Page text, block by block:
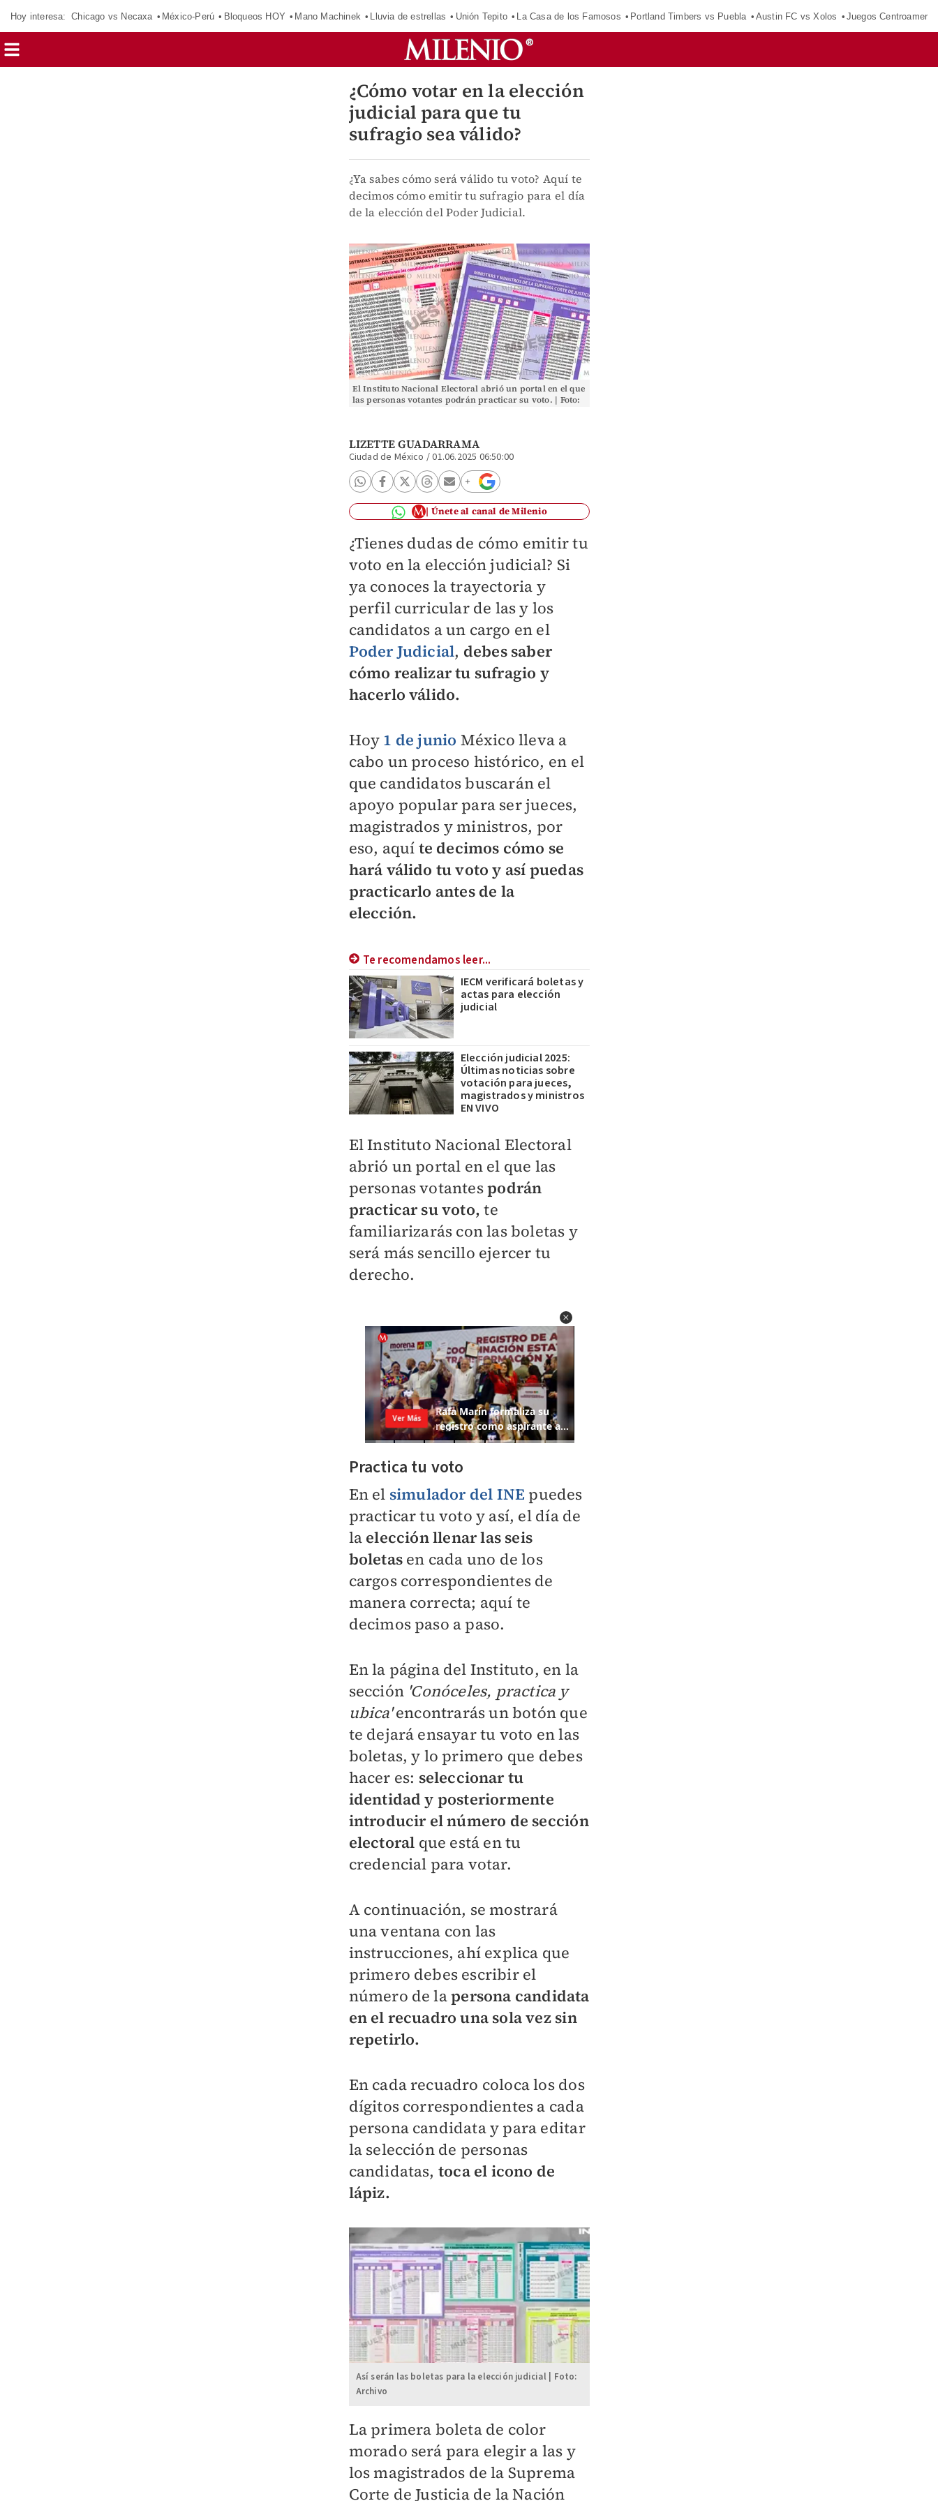
Hoy interesa: Chicago vs Necaxa México-Perú Bloqueos HOY Mano Machinek Lluvia de estrellas Unión Tepito La Casa de los Famosos Portland Timbers vs Puebla Austin FC vs Xolos Juegos
¿Cómo votar en la elección
judicial para que tu
sufragio sea válido?
¿Ya sabes cómo será válido tu voto? Aquí te
decimos cómo emitir tu sufragio para el día
de la elección del Poder Judicial.
El Instituto Nacional Electoral abrió un portal en el que
las personas votantes podrán practicar su voto. | Foto:
LIZETTE GUADARRAMA
Ciudad de México /01.06.2025 06:50:00
Únete al canal de Milenio
¿Tienes dudas de cómo emitir tu
voto en la elección judicial? Si
ya conoces la trayectoria y
perfil curricular de las y los
candidatos a un cargo en el
Poder Judicial, debes saber
cómo realizar tu sufragio y
hacerlo válido.
Hoy 1 de junio México lleva a
cabo un proceso histórico, en el
que candidatos buscarán el
apoyo popular para ser jueces,
magistrados y ministros, por
eso, aquí te decimos cómo se
hará válido tu voto y así puedas
practicarlo antes de la
elección.
Te recomendamos leer...
IECM verificará boletas y
actas para elección
judicial
Elección judicial 2025:
Últimas noticias sobre
votación para jueces,
magistrados y ministros
EN VIVO
El Instituto Nacional Electoral
abrió un portal en el que las
personas votantespodrán
practicar su voto, te
familiarizarás con las boletas y
será más sencillo ejercer tu
derecho.
Practica tu voto
En el simulador del INE puedes
practicar tu voto y así, el día de
laelección llenar las seis
boletas en cada uno de los
cargos correspondientes de
manera correcta; aquí te
decimos paso a paso.
En la página del Instituto, en la
sección 'Conóceles, practica y
ubica'encontrarás un botón que
te dejará ensayar tu voto en las
boletas, y lo primero que debes
hacer es: seleccionar tu
identidad y posteriormente
introducir el número de sección
electoral que está en tu
credencial para votar.
A continuación, se mostrará
una ventana con las
instrucciones, ahí explica que
primero debes escribir el
número de lapersona candidata
en el recuadro una sola vez sin
repetirlo.
En cada recuadro coloca los dos
dígitos correspondientes a cada
persona candidata y para editar
la selección de personas
candidatas, toca el icono de
lápiz.
Así serán las boletas para la elección judicial | Foto:
Archivo
La primera boleta de color
morado será para elegir a las y
los magistrados de la Suprema
Corte de Justicia de la Nación